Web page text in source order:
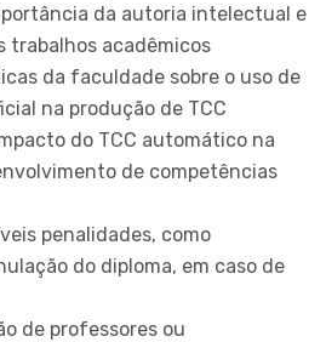
da autoria intelectual e
trabalhos acadêmicos
da faculdade sobre o uso de
na produção de TCC
do TCC automático na
de competências
penalidades, como
do diploma, em caso de
de professores ou